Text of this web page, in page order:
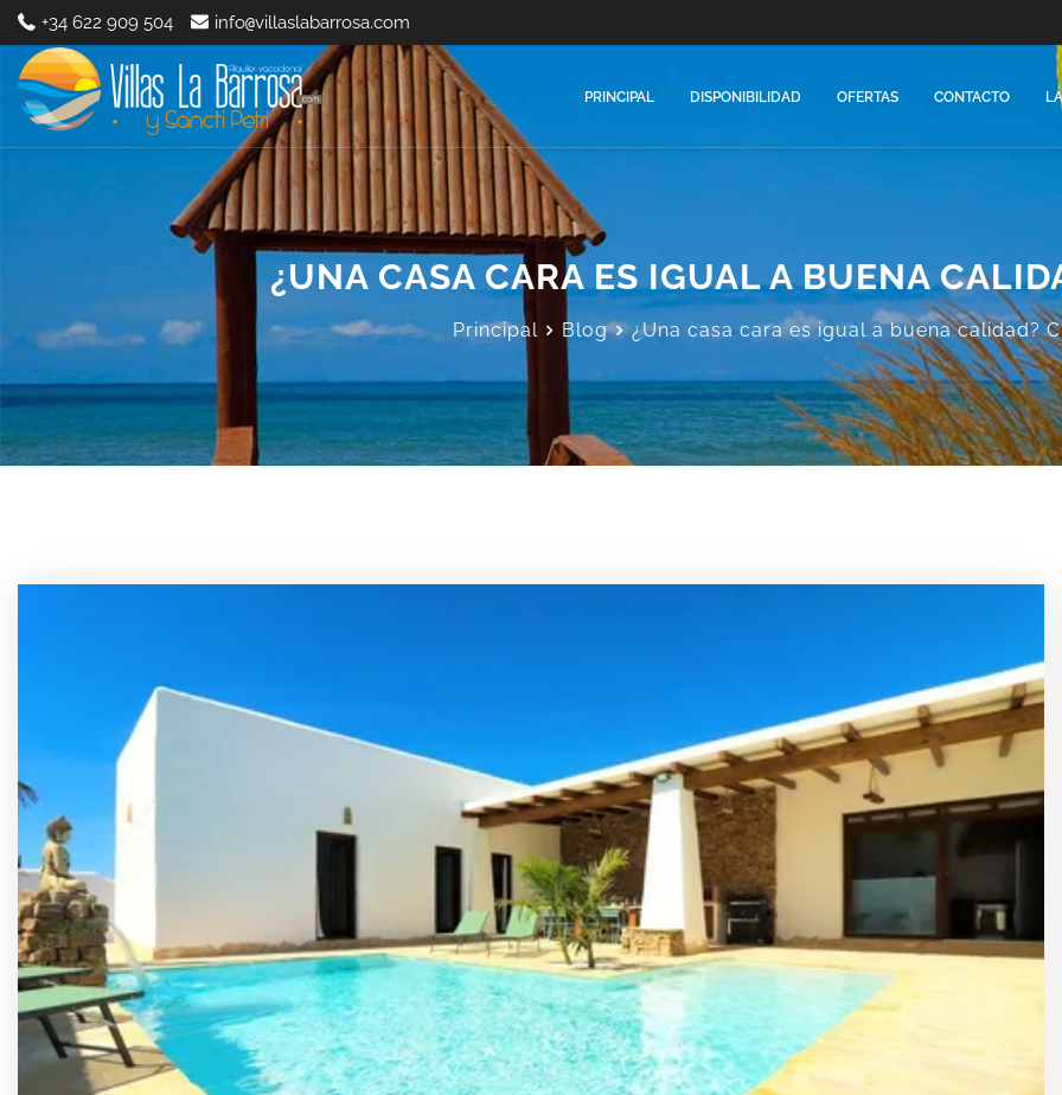
+34 622 909 504 info@villaslabarrosa.com
PRINCIPAL DISPONIBILIDAD OFERTAS CONTACTO
¿UNA CASA CARA ES IGUAL A BUENA
Principal Blog ¿Una casa cara es igual a buena calidad?